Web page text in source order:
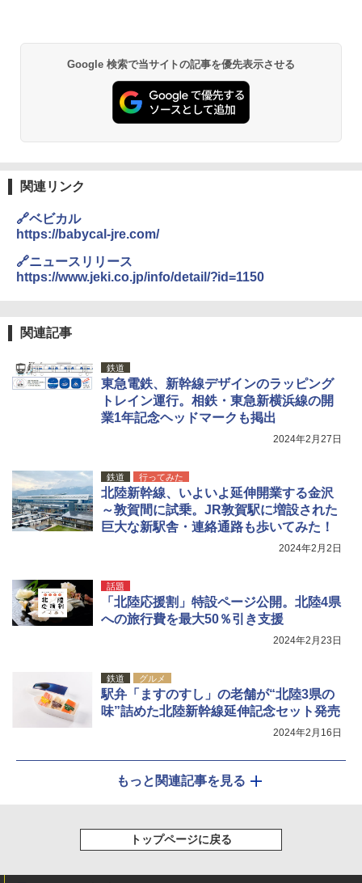
026リニューアル 急速冷凍 空間倍増 衛生的
コンパクト 保冷力長持ち
￥2,980
関の購入実績 登山・キャンプ・アウトドア・
防災用品 長期保存可能 緊急時用 日本国内発
￥3,680
￥680
着替えテント トイレテント 透けない【換気
通気窓付き】収納袋付き UVカット 防水 防災
￥3,180
Google 検索で当サイトの記事を優先表示させる
関連リンク
🔗ベビカル
https://babycal-jre.com/
🔗ニュースリリース
https://www.jeki.co.jp/info/detail/?id=1150
関連記事
鉄道
東急電鉄、新幹線デザインのラッピング
トレイン運行。相鉄・東急新横浜線の開
業1年記念ヘッドマークも掲出
2024年2月27日
鉄道 行ってみた
北陸新幹線、いよいよ延伸開業する金沢
～敦賀間に試乗。JR敦賀駅に増設された
巨大な新駅舎・連絡通路も歩いてみた！
2024年2月2日
話題
「北陸応援割」特設ページ公開。北陸4県
への旅行費を最大50％引き支援
2024年2月23日
鉄道 グルメ
駅弁「ますのすし」の老舗が“北陸3県の
味”詰めた北陸新幹線延伸記念セット発売
2024年2月16日
もっと関連記事を見る
トップページに戻る